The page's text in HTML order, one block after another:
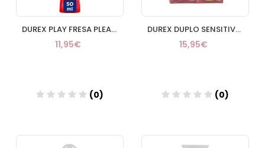
DUREX PLAY FRESA PLEASURE GEL LUBRICANTE HIDROS
11,95€
(0)
Añadir
DUREX DUPLO SENSITIVO CONTACTO TOTAL PRESERVATIV
15,95€
(0)